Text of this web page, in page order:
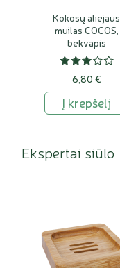
Kokosų aliejaus
muilas COCOS,
bekvapis
6,80 €
Į krepšelį
Ekspertai siūlo